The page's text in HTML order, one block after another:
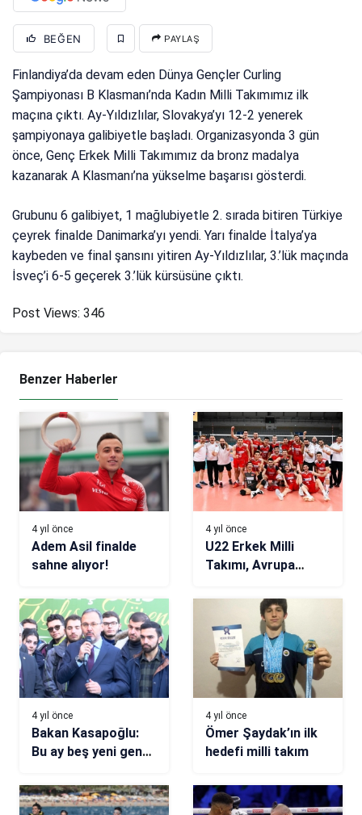
BEĞEN PAYLAŞ
Finlandiya’da devam eden Dünya Gençler Curling
Şampiyonası B Klasmanı’nda Kadın Milli Takımımız ilk
maçına çıktı. Ay-Yıldızlılar, Slovakya’yı 12-2 yenerek
şampiyonaya galibiyetle başladı. Organizasyonda 3 gün
önce, Genç Erkek Milli Takımımız da bronz madalya
kazanarak A Klasmanı’na yükselme başarısı gösterdi.
Grubunu 6 galibiyet, 1 mağlubiyetle 2. sırada bitiren Türkiye
çeyrek finalde Danimarka’yı yendi. Yarı finalde İtalya’ya
kaybeden ve final şansını yitiren Ay-Yıldızlılar, 3.’lük maçında
İsveç’i 6-5 geçerek 3.’lük kürsüsüne çıktı.
Post Views: 346
Benzer Haberler
4 yıl önce
Adem Asil finalde
sahne alıyor!
4 yıl önce
U22 Erkek Milli
Takımı, Avrupa
finalde!
4 yıl önce
Bakan Kasapoğlu:
Bu ay beş yeni genç
de açacağız
4 yıl önce
Ömer Şaydak’ın ilk
hedefi milli takım